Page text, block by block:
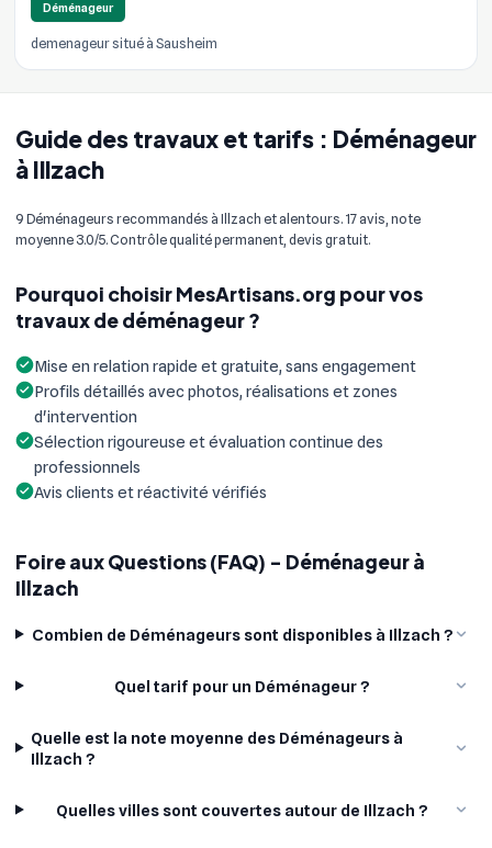
Guide des travaux et tarifs : Déménageur
à Illzach
9 Déménageurs recommandés à Illzach et alentours. 17 avis, note
moyenne 3.0/5. Contrôle qualité permanent, devis gratuit.
Pourquoi choisir MesArtisans.org pour vos
travaux de déménageur ?
Mise en relation rapide et gratuite, sans engagement
Profils détaillés avec photos, réalisations et zones
d'intervention
Sélection rigoureuse et évaluation continue des
professionnels
Avis clients et réactivité vérifiés
Foire aux Questions (FAQ) - Déménageur à
Illzach
Combien de Déménageurs sont disponibles à Illzach ?
Quel tarif pour un Déménageur ?
Quelle est la note moyenne des Déménageurs à
Illzach ?
Quelles villes sont couvertes autour de Illzach ?
Déménageur
demenageur situé à Sausheim